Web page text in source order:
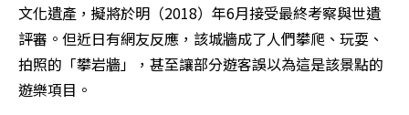
文化遺產，擬將於明（2018）年6月接受最終考察與世遺
評審。但近日有網友反應，該城牆成了人們攀爬、玩耍、
拍照的「攀岩牆」，甚至讓部分遊客誤以為這是該景點的
遊樂項目。